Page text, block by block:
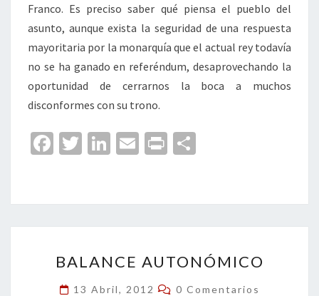
Franco. Es preciso saber qué piensa el pueblo del
asunto, aunque exista la seguridad de una respuesta
mayoritaria por la monarquía que el actual rey todavía
no se ha ganado en referéndum, desaprovechando la
oportunidad de cerrarnos la boca a muchos
disconformes con su trono.
Fa
o
o
k
T
er
Li
dI
n
E
l
Pr
p
ar
tir
AUTONÓMICO
BALANCE AUTONÓMICO
13 Abril, 2012 Comentarios
0 Comentarios